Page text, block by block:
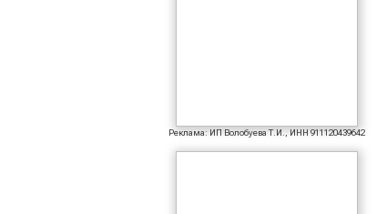
Реклама: ИП Волобуева Т.И., ИНН 911120439642